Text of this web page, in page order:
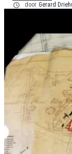
door Gerard